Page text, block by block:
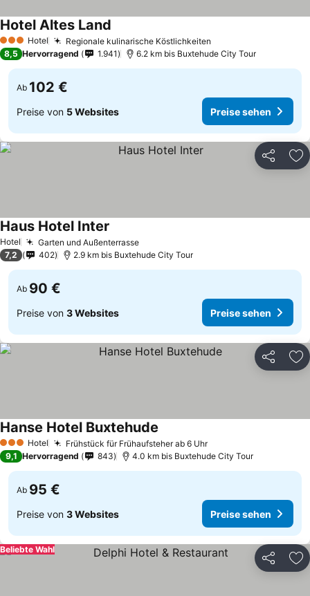
3 SterneHotel Regionale kulinarische Köstlichkeiten
Hotel Altes Land
8,5 Hervorragend 1.941 6.2 km bis Buxtehude City Tour
Ab 102 €
Preise von 5 Websites Preise sehen
Teilen
Hotel Garten und Außenterrasse
Haus Hotel Inter
7,2 402 2.9 km bis Buxtehude City Tour
Ab 90 €
Preise von 3 Websites Preise sehen
Teilen
3 SterneHotel Frühstück für Frühaufsteher ab 6 Uhr
Hanse Hotel Buxtehude
9,1 Hervorragend 843 4.0 km bis Buxtehude City Tour
Ab 95 €
Preise von 3 Websites Preise sehen
Teilen
Beliebte Wahl